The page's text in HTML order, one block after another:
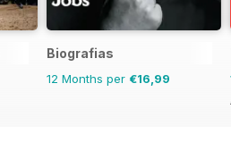
Biografias
12 Months per €16,99